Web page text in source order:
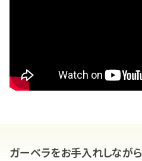
ガーベラをお手入れしなが